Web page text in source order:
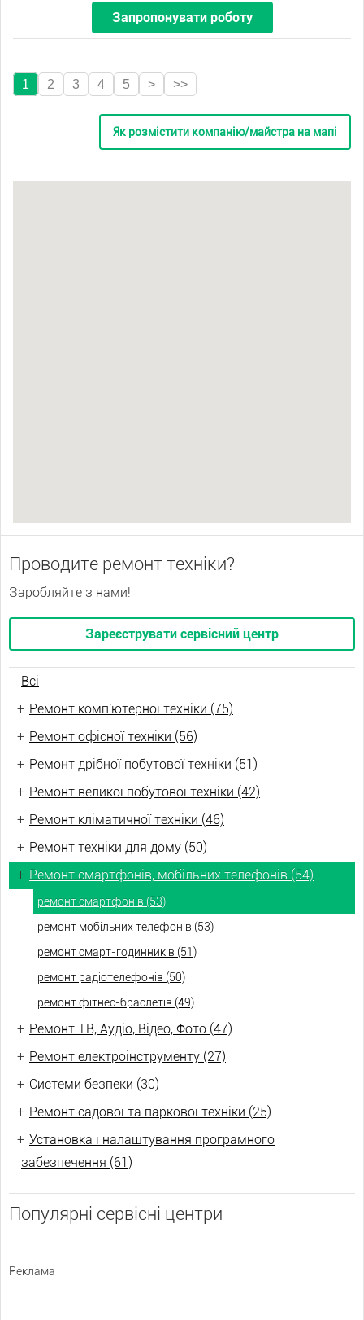
Запропонувати роботу
1 2 3 4 5 > >>
Як розмістити компанію/майстра на мапі
Проводите ремонт техніки?
Заробляйте з нами!
Зареєструвати сервісний центр
Всі
+ Ремонт комп'ютерної техніки (75)
+ Ремонт офісної техніки (56)
+ Ремонт дрібної побутової техніки (51)
+ Ремонт великої побутової техніки (42)
+ Ремонт кліматичної техніки (46)
+ Ремонт техніки для дому (50)
+ Ремонт смартфонів, мобільних телефонів (54)
ремонт смартфонів (53)
ремонт мобільних телефонів (53)
ремонт смарт-годинників (51)
ремонт радіотелефонів (50)
ремонт фітнес-браслетів (49)
+ Ремонт ТВ, Аудіо, Відео, Фото (47)
+ Ремонт електроінструменту (27)
+ Системи безпеки (30)
+ Ремонт садової та паркової техніки (25)
+ Установка і налаштування програмного
забезпечення (61)
Популярні сервісні центри
Реклама